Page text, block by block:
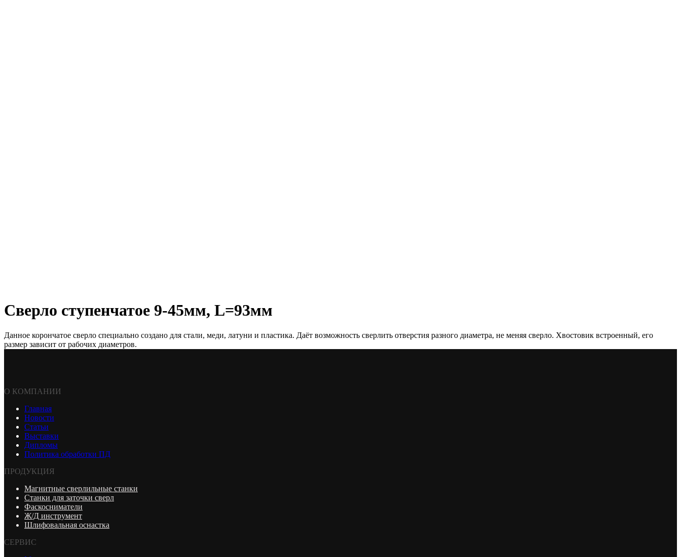
Сверло cтупенчатое 9-45мм, L=93мм
Данное корончатое сверло специально создано для стали, меди, латуни и пластика. Даёт возможность сверлить отверстия разного диаметра, не меняя сверло. Хвостовик встроенный, его
размер зависит от рабочих диаметров.
О КОМПАНИИ
Главная
Новости
Статьи
Выставки
Дипломы
Политика обработки ПД
ПРОДУКЦИЯ
Магнитные сверлильные станки
Станки для заточки сверл
Фаскосниматели
Ж/Д инструмент
Шлифовальная оснастка
СЕРВИС